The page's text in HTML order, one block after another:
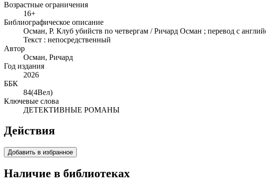
Возрастные ограничения
16+
Библиографическое описание
Осман, Р. Клуб убийств по четвергам / Ричард Осман ; перевод с
Текст : непосредственный
Автор
Осман, Ричард
Год издания
2026
ББК
84(4Вел)
Ключевые слова
ДЕТЕКТИВНЫЕ РОМАНЫ
Действия
Добавить в избранное
Наличие в библиотеках